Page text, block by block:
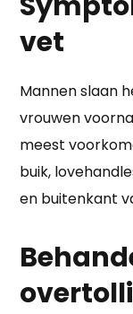
vet
Mannen slaan
vrouwen
meest
buik,
en buitenkant